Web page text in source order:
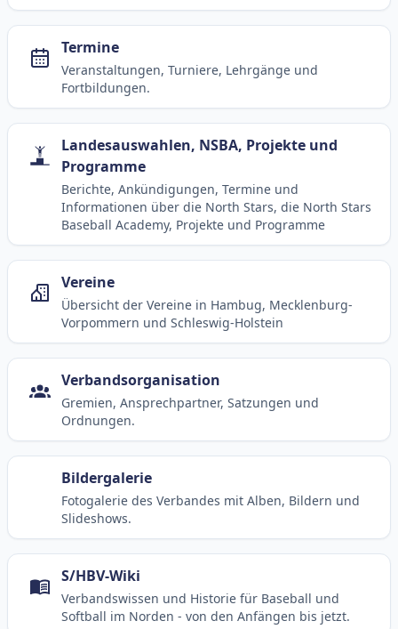
Termine
Veranstaltungen, Turniere, Lehrgänge und
Fortbildungen.
Landesauswahlen, NSBA, Projekte und
Programme
Berichte, Ankündigungen, Termine und
Informationen über die North Stars, die North Stars
Baseball Academy, Projekte und Programme
Vereine
Übersicht der Vereine in Hambug, Mecklenburg-
Vorpommern und Schleswig-Holstein
Verbandsorganisation
Gremien, Ansprechpartner, Satzungen und
Ordnungen.
Bildergalerie
Fotogalerie des Verbandes mit Alben, Bildern und
Slideshows.
S/HBV-Wiki
Verbandswissen und Historie für Baseball und
Softball im Norden - von den Anfängen bis jetzt.